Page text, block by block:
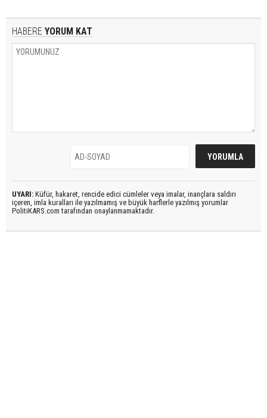
HABERE YORUM KAT
UYARI: Küfür, hakaret, rencide edici cümleler veya imalar, inançlara saldırı
içeren, imla kuralları ile yazılmamış ve büyük harflerle yazılmış yorumlar
PolitiKARS.com tarafından onaylanmamaktadır.